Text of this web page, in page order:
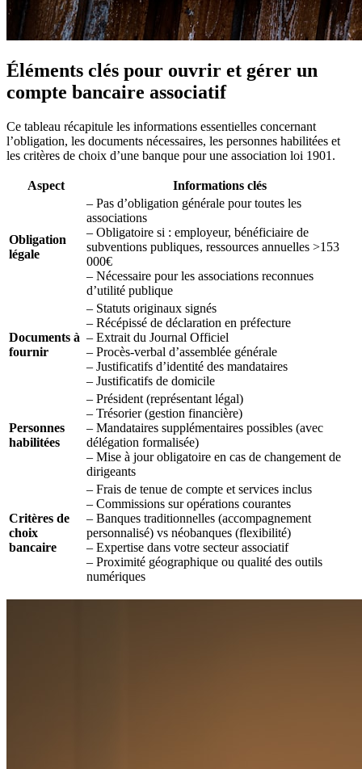
Éléments clés pour ouvrir et gérer un
compte bancaire associatif
Ce tableau récapitule les informations essentielles concernant
l’obligation, les documents nécessaires, les personnes habilitées et
les critères de choix d’une banque pour une association loi 1901.
Aspect Informations clés
Obligation
légale
– Pas d’obligation générale pour toutes les
associations
– Obligatoire si : employeur, bénéficiaire de
subventions publiques, ressources annuelles >153
000€
– Nécessaire pour les associations reconnues
d’utilité publique
Documents à
fournir
– Statuts originaux signés
– Récépissé de déclaration en préfecture
– Extrait du Journal Officiel
– Procès-verbal d’assemblée générale
– Justificatifs d’identité des mandataires
– Justificatifs de domicile
Personnes
habilitées
– Président (représentant légal)
– Trésorier (gestion financière)
– Mandataires supplémentaires possibles (avec
délégation formalisée)
– Mise à jour obligatoire en cas de changement de
dirigeants
Critères de
choix
bancaire
– Frais de tenue de compte et services inclus
– Commissions sur opérations courantes
– Banques traditionnelles (accompagnement
personnalisé) vs néobanques (flexibilité)
– Expertise dans votre secteur associatif
– Proximité géographique ou qualité des outils
numériques